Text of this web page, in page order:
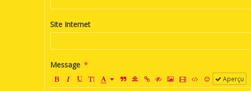
Site Internet
Message
Aperçu